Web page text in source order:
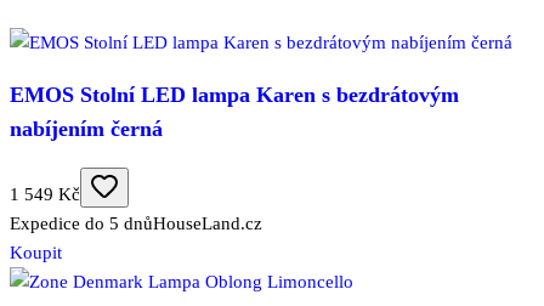
EMOS Stolní LED lampa Karen s bezdrátovým
nabíjením černá
1 549 Kč
Expedice do 5 dnůHouseLand.cz
Koupit